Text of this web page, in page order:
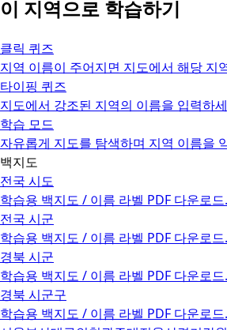
이 지역으로 학습하기
클릭 퀴즈
지역 이름이 주어지면 지도에서 해당 지
타이핑 퀴즈
지도에서 강조된 지역의 이름을 입력하
학습 모드
자유롭게 지도를 탐색하며 지역 이름을
백지도
전국 시도
학습용 백지도 / 이름 라벨 PDF 다운로드.
전국 시군
학습용 백지도 / 이름 라벨 PDF 다운로드.
경북 시군
학습용 백지도 / 이름 라벨 PDF 다운로드.
경북 시군구
학습용 백지도 / 이름 라벨 PDF 다운로드.